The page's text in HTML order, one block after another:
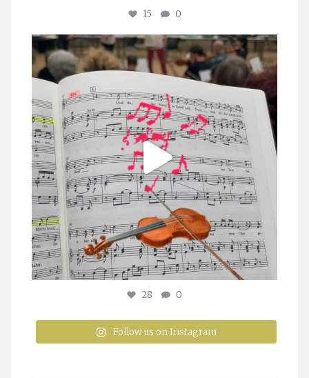
15 0
stuttgarter_oratorienchor
Juli 23
28 0
Follow us on Instagram